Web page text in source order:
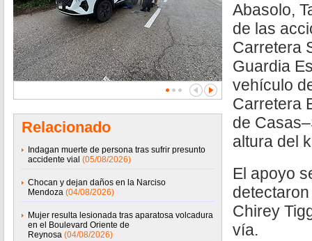
Relacionado
Indagan muerte de persona tras sufrir presunto
accidente vial (05/08/2026)
Chocan y dejan daños en la Narciso
Mendoza (04/08/2026)
Mujer resulta lesionada tras aparatosa volcadura
en el Boulevard Oriente de
Reynosa (04/08/2026)
Abasolo,
de las
Carretera
Guardia
vehículo
Carretera
de
altura del
El apoyo
Chirey
vía.